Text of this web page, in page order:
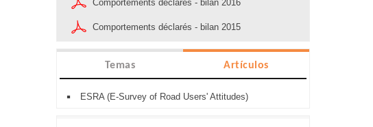
Comportements déclarés - bilan 2016
Comportements déclarés - bilan 2015
Temas Artículos
ESRA (E-Survey of Road Users' Attitudes)